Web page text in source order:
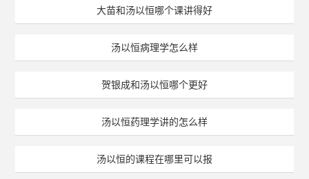
大苗和汤以恒哪个课讲得好
汤以恒病理学怎么样
贺银成和汤以恒哪个更好
汤以恒药理学讲的怎么样
汤以恒的课程在哪里可以报